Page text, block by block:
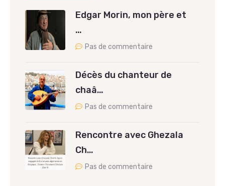
Edgar Morin, mon père et
…
Pas de commentaire
Décès du chanteur de
chaâ…
Pas de commentaire
Rencontre avec Ghezala
Ch…
Pas de commentaire